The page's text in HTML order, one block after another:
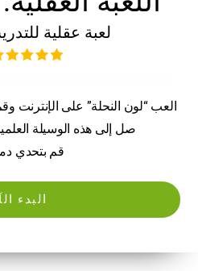
لعبة عقلية
العب “لون النحلة” على الإنترنت
صل إلى هذه الوسيلة
قم بتحدي
البدء